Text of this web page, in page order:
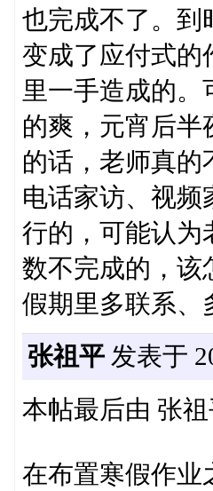
也完成不了。到
变成了应付式的
里一手造成的
的爽，元宵后半
的话，老师真的
电话家访、视频
行的，可能认为
数不完成的，该
假期里多联系、
张祖平发表于
本帖最后由 张
在布置寒假作业